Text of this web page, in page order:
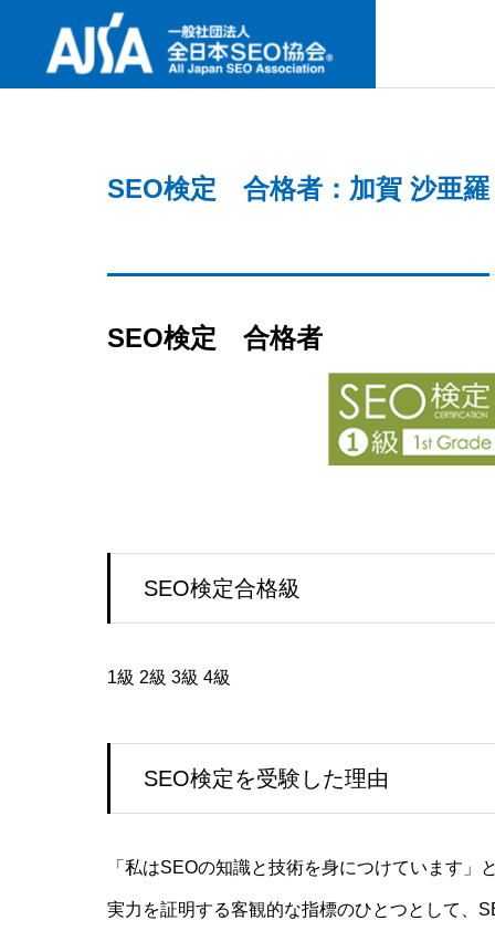
最新セミナー
何故今
要なの
PROJECT
検定試験
ABOUT US
ABOUT
代表挨拶
SEO検定 合格者：加賀 沙亜羅
SEO検定 合格者
SEO検定合格級
1級 2級 3級 4級
SEO検定を受験した理由
「私はSEOの知識と技術を身につけています
実力を証明する客観的な指標のひとつとして、